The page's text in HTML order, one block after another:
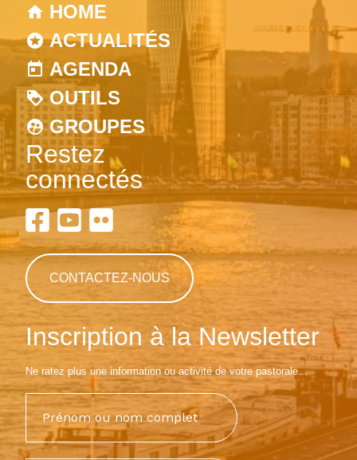
HOME
ACTUALITÉS
AGENDA
OUTILS
GROUPES
Restez
connectés
CONTACTEZ-NOUS
Inscription à la Newsletter
Ne ratez plus une information ou activité de votre pastorale...